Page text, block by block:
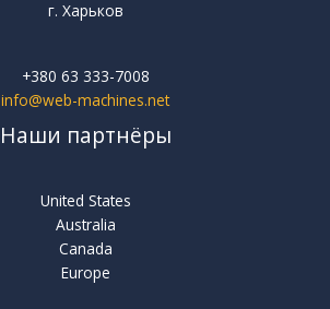
г. Харьков
+380 63 333-7008
info@web-machines.net
Наши партнёры
United States
Australia
Canada
Europe